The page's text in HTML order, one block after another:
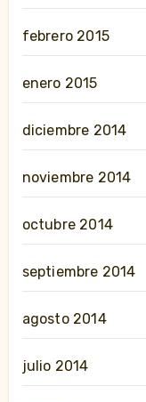
febrero 2015
enero 2015
diciembre 2014
noviembre 2014
octubre 2014
septiembre 2014
agosto 2014
julio 2014